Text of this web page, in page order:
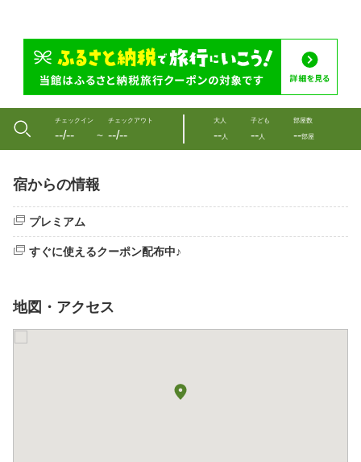
チェックイン
--/-- 〜
チェックアウト
--/--
大人
--人
子ども
--人
部屋数
--部屋
宿からの情報
プレミアム
すぐに使えるクーポン配布中♪
地図・アクセス